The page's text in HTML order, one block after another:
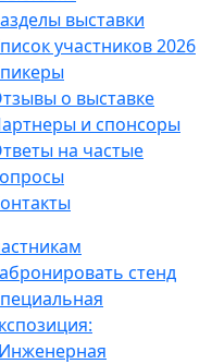
выставки
участников 2026
о выставке
и спонсоры
на частые
стенд